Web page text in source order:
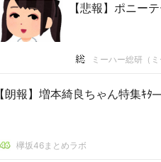
【悲報】ポニー
ミーハー総研（
【朗報】増本綺良ちゃん特
欅坂46まとめラボ